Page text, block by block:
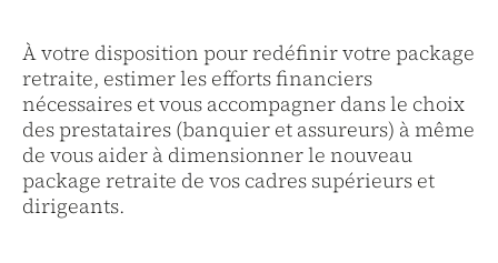
À votre disposition pour redéfinir votre package
retraite, estimer les efforts financiers
nécessaires et vous accompagner dans le choix
des prestataires (banquier et assureurs) à même
de vous aider à dimensionner le nouveau
package retraite de vos cadres supérieurs et
dirigeants.